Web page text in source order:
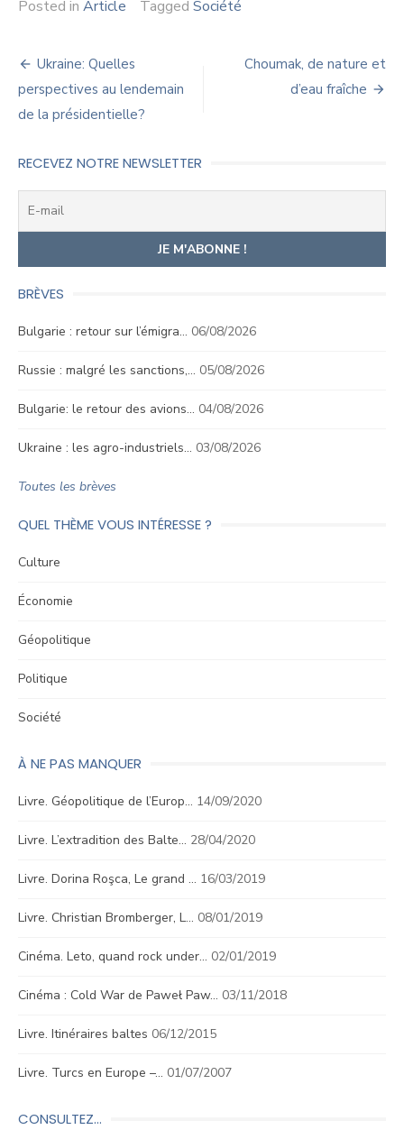
Posted in Article Tagged Société
Navigation
de
l’article
Ukraine: Quelles
perspectives au lendemain
de la présidentielle?
Choumak, de nature et
d’eau fraîche
RECEVEZ NOTRE NEWSLETTER
BRÈVES
Bulgarie : retour sur l’émigra… 06/08/2026
Russie : malgré les sanctions,… 05/08/2026
Bulgarie: le retour des avions… 04/08/2026
Ukraine : les agro-industriels… 03/08/2026
Toutes les brèves
QUEL THÈME VOUS INTÉRESSE ?
Culture
Économie
Géopolitique
Politique
Société
À NE PAS MANQUER
Livre. Géopolitique de l’Europ… 14/09/2020
Livre. L’extradition des Balte… 28/04/2020
Livre. Dorina Roşca, Le grand … 16/03/2019
Livre. Christian Bromberger, L… 08/01/2019
Cinéma. Leto, quand rock under… 02/01/2019
Cinéma : Cold War de Paweł Paw… 03/11/2018
Livre. Itinéraires baltes 06/12/2015
Livre. Turcs en Europe –… 01/07/2007
CONSULTEZ…